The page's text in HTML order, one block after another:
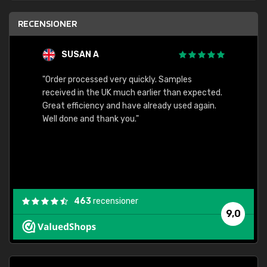
RECENSIONER
SUSAN A
"Order processed very quickly. Samples
received in the UK much earlier than expected.
Great efficiency and have already used again.
Well done and thank you."
9,0
463recensioner